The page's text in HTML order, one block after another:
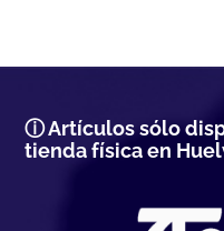
ⓘ Artículos sólo
tienda física en